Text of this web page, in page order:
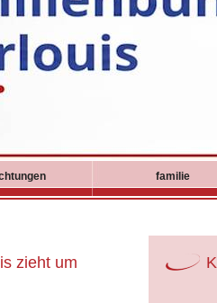
familie
zieht um